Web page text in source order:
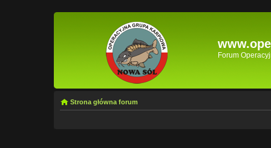
Forum
Strona główna forum